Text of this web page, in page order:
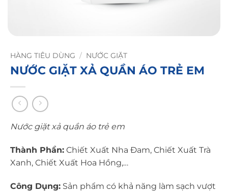
HÀNG TIÊU DÙNG / NƯỚC GIẶT
NƯỚC GIẶT XẢ QUẦN ÁO TRẺ EM
Nước giặt xả quần áo trẻ em
Thành Phần: Chiết Xuất Nha Đam, Chiết Xuất Trà
Xanh, Chiết Xuất Hoa Hồng,…
Công Dụng: Sản phẩm có khả năng làm sạch vượt